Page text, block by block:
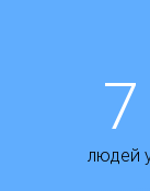
людей